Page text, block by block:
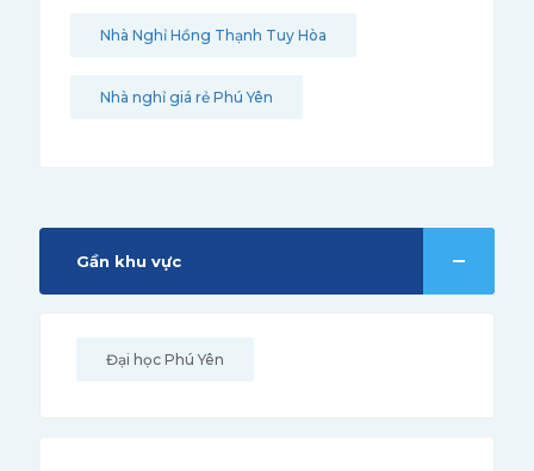
Nhà Nghỉ Hồng Thạnh Tuy Hòa
Nhà nghỉ giá rẻ Phú Yên
Gần khu vực
Đại học Phú Yên